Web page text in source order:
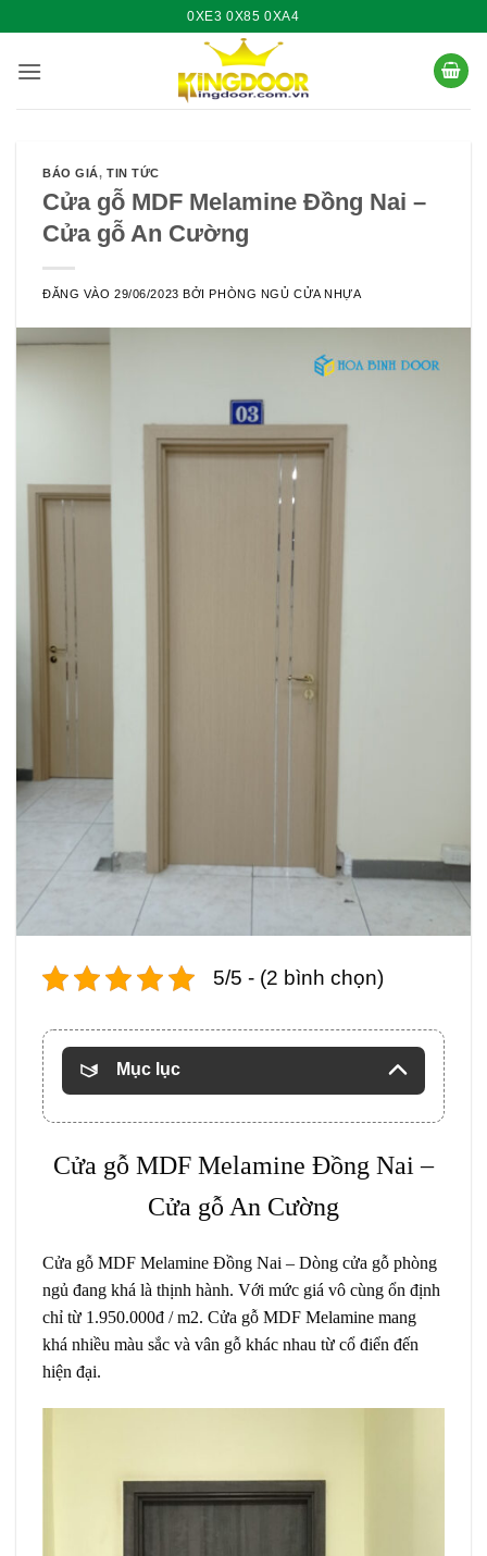
nội
0XE3 0X85 0XA4
BÁO GIÁ,TIN TỨC
Cửa gỗ MDF Melamine Đồng Nai –
Cửa gỗ An Cường
ĐĂNG VÀO29/06/2023 BỞIPHÒNG NGỦ CỬA NHỰA
5/5 - (2 bình chọn)
Mục lục
Cửa gỗ MDF Melamine Đồng Nai –
Cửa gỗ An Cường
Cửa gỗ MDF Melamine Đồng Nai – Dòng cửa gỗ phòng
ngủ đang khá là thịnh hành. Với mức giá vô cùng ổn định
chỉ từ 1.950.000đ / m2. Cửa gỗ MDF Melamine mang
khá nhiều màu sắc và vân gỗ khác nhau từ cổ điển đến
hiện đại.